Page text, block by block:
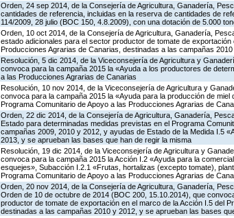
Orden, 24 sep 2014, de la Consejería de Agricultura, Ganadería,
cantidades de referencia, incluidas en la reserva de cantidades de
114/2009, 28 julio (BOC 150, 4.8.2009), con una dotación de 5.000
Orden, 10 oct 2014, de la Consejería de Agricultura, Ganadería,
estado adicionales para el sector productor de tomate de
Producciones Agrarias de Canarias, destinadas a las campañas
Resolución, 5 dic 2014, de la Viceconsejería de Agricultura y
convoca para la campaña 2015 la «Ayuda a los productores de
a las Producciones Agrarias de Canarias
Resolución, 10 nov 2014, de la Viceconsejería de Agricultura y
convoca para la campaña 2015 la «Ayuda para la producción de
Programa Comunitario de Apoyo a las Producciones Agrarias de
Orden, 22 dic 2014, de la Consejería de Agricultura, Ganadería,
Estado para determinadas medidas previstas en el Programa
campañas 2009, 2010 y 2012, y ayudas de Estado de la Medida I.5
2013, y se aprueban las bases que han de regir la misma
Resolución, 19 dic 2014, de la Viceconsejería de Agricultura y
convoca para la campaña 2015 la Acción I.2 «Ayuda para la
esquejes», Subacción I.2.1 «Frutas, hortalizas (excepto tomate),
Programa Comunitario de Apoyo a las Producciones Agrarias de
Orden, 20 nov 2014, de la Consejería de Agricultura, Ganadería,
Orden de 10 de octubre de 2014 (BOC 200, 15.10.2014), que
productor de tomate de exportación en el marco de la Acción I.5 del
destinadas a las campañas 2010 y 2012, y se aprueban las bases